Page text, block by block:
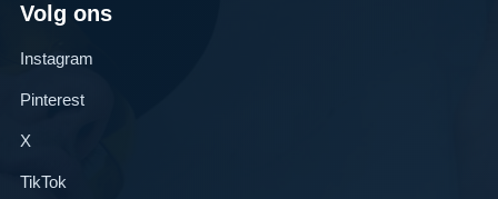
Volg ons
Instagram
Pinterest
X
TikTok